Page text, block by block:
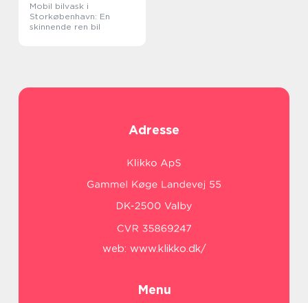
Mobil bilvask i
Storkøbenhavn: En
skinnende ren bil
Adresse
web: www.klikko.dk/
Menu